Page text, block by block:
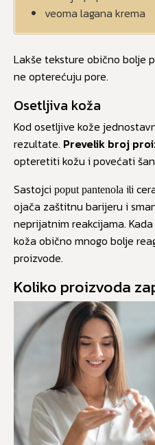
veoma lagana krema
Lakše teksture obično bolje
ne opterećuju pore.
Osetljiva koža
Kod osetljive kože
rezultate. Prevelik broj
opteretiti kožu i povećati
Sastojci poput pantenola ili
ojača zaštitnu barijeru i
neprijatnim reakcijama.
koža obično mnogo bolje
proizvode.
Koliko proizvoda